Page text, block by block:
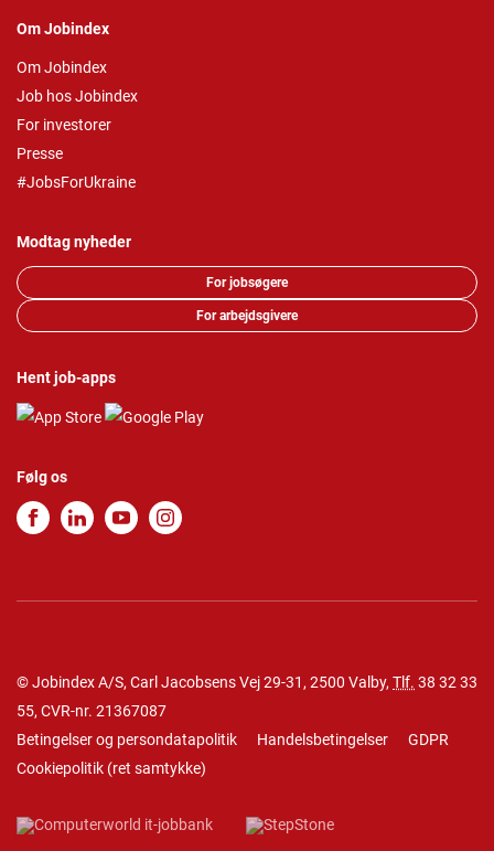
Om Jobindex
Om Jobindex
Job hos Jobindex
For investorer
Presse
#JobsForUkraine
Modtag nyheder
For jobsøgere
For arbejdsgivere
Hent job-apps
Følg os
© Jobindex A/S, Carl Jacobsens Vej 29-31, 2500 Valby, Tlf. 38 32 33
55, CVR-nr. 21367087
Betingelser og persondatapolitik
Handelsbetingelser
GDPR
Cookiepolitik (ret samtykke)